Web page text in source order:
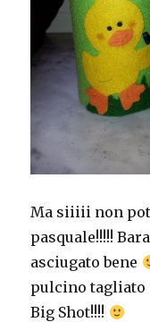
Ma siiiii non
pasquale!!!!!
asciugato bene
pulcino tagliato
Big Shot!!!!